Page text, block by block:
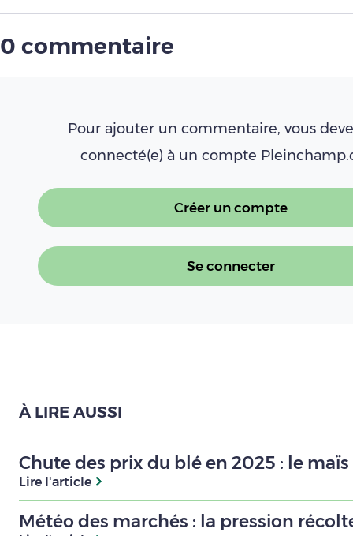
0 commentaire
Pour ajouter un commentaire, vous
connecté(e) à un compte
Créer un compte
Se connecter
À LIRE AUSSI
Chute des prix du blé en 2025 : le
Lire l'article
Météo des marchés : la pression